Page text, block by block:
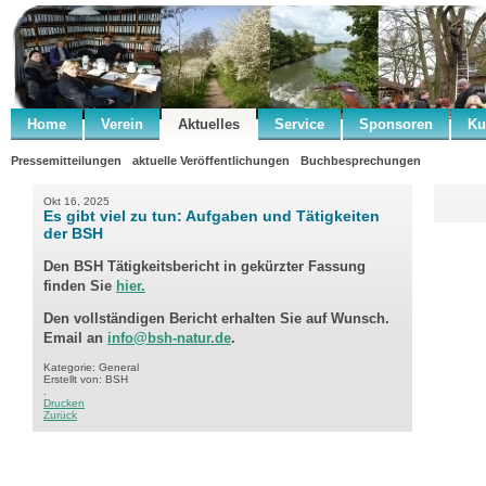
Home Verein Aktuelles Service Sponsoren
Pressemitteilungen aktuelle Veröffentlichungen Buchbesprechungen
Okt 16, 2025
Es gibt viel zu tun: Aufgaben und Tätigkeiten
der BSH
Den BSH Tätigkeitsbericht in gekürzter Fassung
finden Sie hier.
Den vollständigen Bericht erhalten Sie auf Wunsch.
Email an info@bsh-natur.de.
Kategorie: General
Erstellt von: BSH
Drucken
Zurück